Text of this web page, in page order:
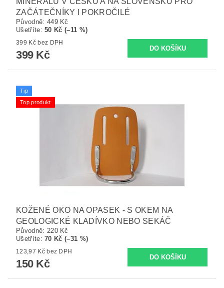
ZAČÁTEČNÍKY I POKROČILÉ
Původně: 449 Kč
Ušetříte:50 Kč (–11 %)
399 Kč bez DPH
399 Kč
Tip
Top produkt
KOŽENÉ OKO NA OPASEK - S OKEM NA
GEOLOGICKÉ KLADÍVKO NEBO SEKÁČ
Původně: 220 Kč
Ušetříte:70 Kč (–31 %)
123,97 Kč bez DPH
150 Kč